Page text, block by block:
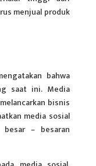
menjual produk
bahwa
saat ini. Media
bisnis
media sosial
besar – besaran